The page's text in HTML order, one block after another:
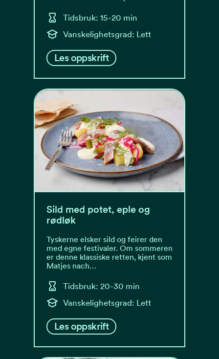
Tidsbruk: 15-20 min
Vanskelighetsgrad: Lett
Les oppskrift
Sild med potet, eple og
rødløk
Tyskerne elsker sild og feirer den
med egne festivaler. Om sommeren
er denne klassiske retten, kjent som
Matjes nach…
Tidsbruk: 20-30 min
Vanskelighetsgrad: Lett
Les oppskrift